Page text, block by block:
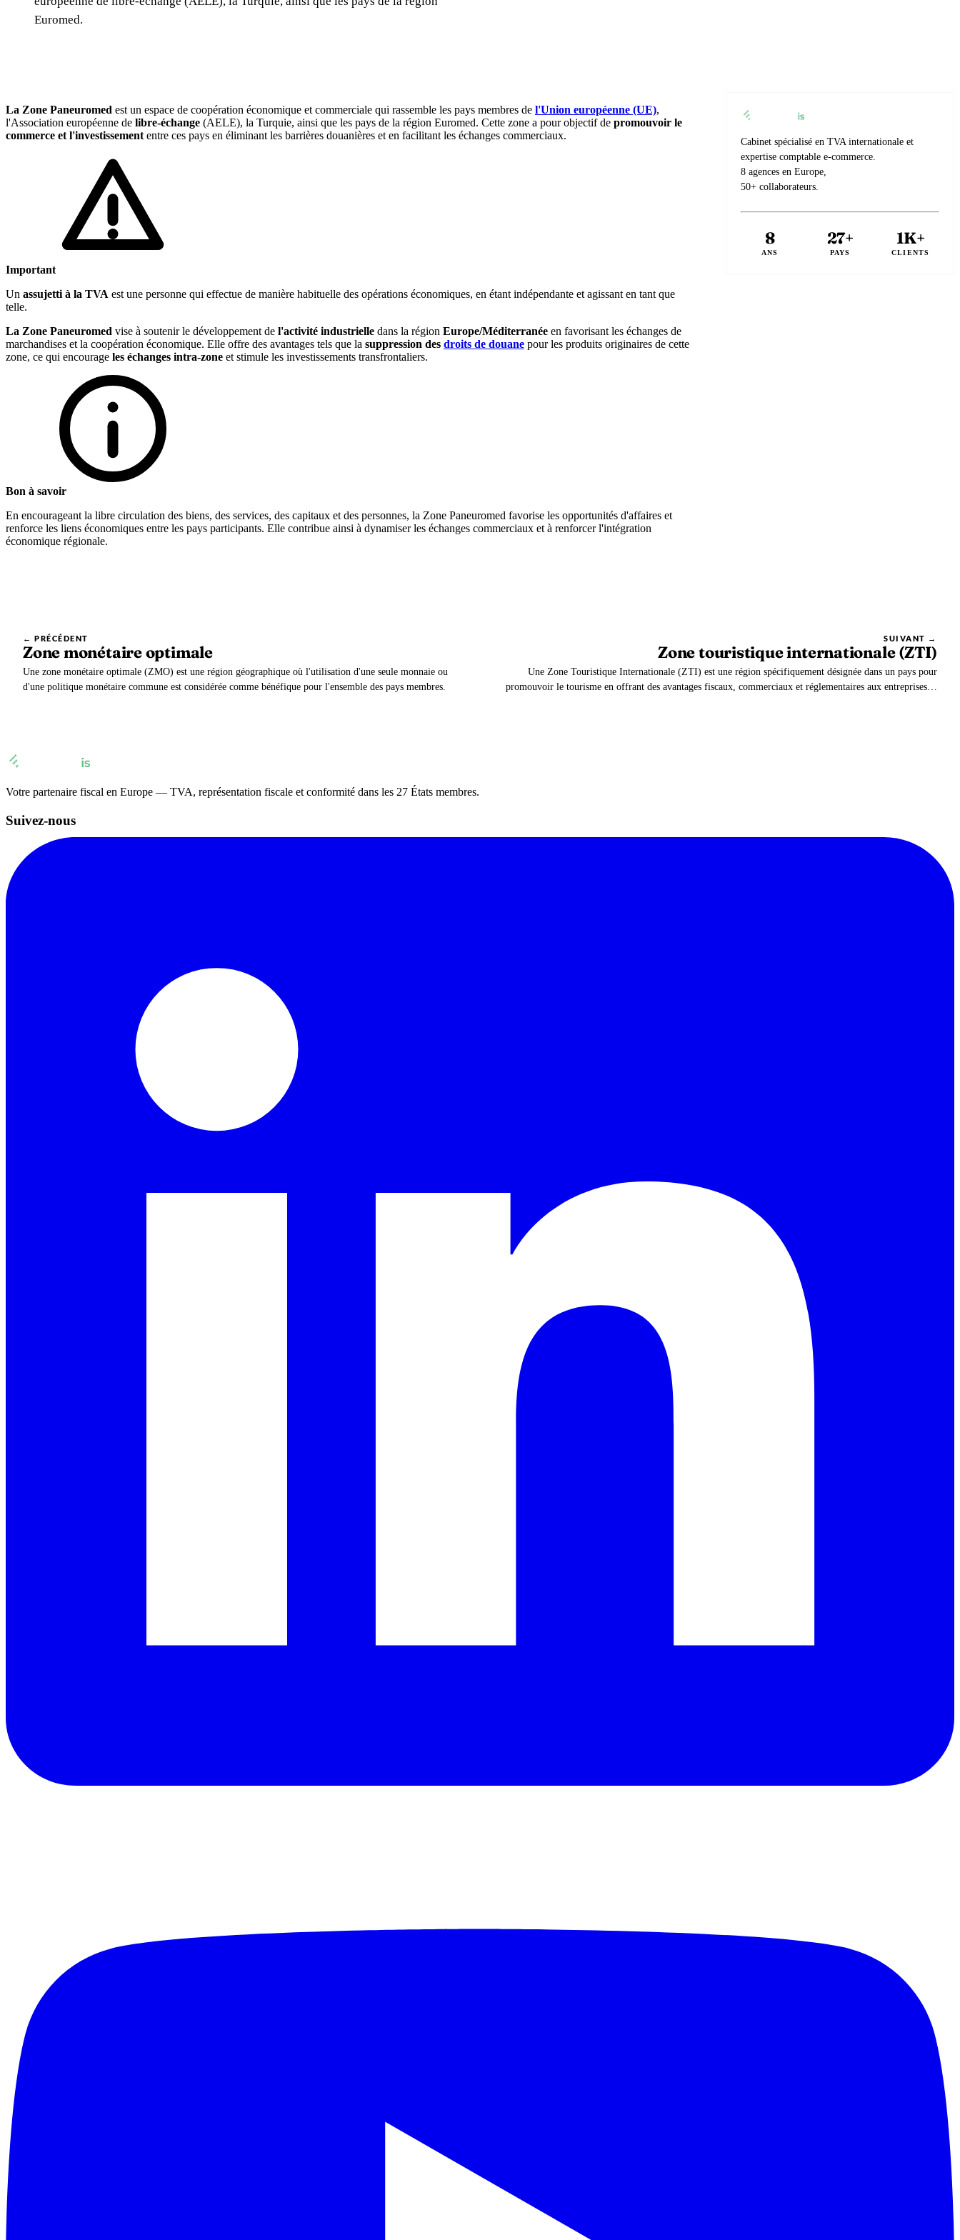
Euromed.
La Zone Paneuromed est un espace de coopération économique et commerciale qui rassemble les pays membres de l'Union européenne (UE),
l'Association européenne de libre-échange (AELE), la Turquie, ainsi que les pays de la région Euromed. Cette zone a pour objectif de promouvoir le
commerce et l'investissement entre ces pays en éliminant les barrières douanières et en facilitant les échanges commerciaux.
Important
Un assujetti à la TVA est une personne qui effectue de manière habituelle des opérations économiques, en étant indépendante et agissant en tant que
telle.
La Zone Paneuromed vise à soutenir le développement de l'activité industrielle dans la région Europe/Méditerranée en favorisant les échanges de
marchandises et la coopération économique. Elle offre des avantages tels que la suppression des droits de douane pour les produits originaires de cette
zone, ce qui encourage les échanges intra-zone et stimule les investissements transfrontaliers.
Bon à savoir
En encourageant la libre circulation des biens, des services, des capitaux et des personnes, la Zone Paneuromed favorise les opportunités d'affaires et
renforce les liens économiques entre les pays participants. Elle contribue ainsi à dynamiser les échanges commerciaux et à renforcer l'intégration
économique régionale.
Cabinet spécialisé en TVA internationale et
expertise comptable e-commerce.
8 agences en Europe,
50+ collaborateurs.
8
ANS
27+
PAYS
1K+
CLIENTS
← PRÉCÉDENT
Zone monétaire optimale
Une zone monétaire optimale (ZMO) est une région géographique où l'utilisation d'une seule monnaie ou
d'une politique monétaire commune est considérée comme bénéfique pour l'ensemble des pays membres.
SUIVANT →
Zone touristique internationale (ZTI)
Une Zone Touristique Internationale (ZTI) est une région spécifiquement désignée dans un pays pour
promouvoir le tourisme en offrant des avantages fiscaux, commerciaux et réglementaires aux entreprises et
Votre partenaire fiscal en Europe — TVA, représentation fiscale et conformité dans les 27 États membres.
Suivez-nous